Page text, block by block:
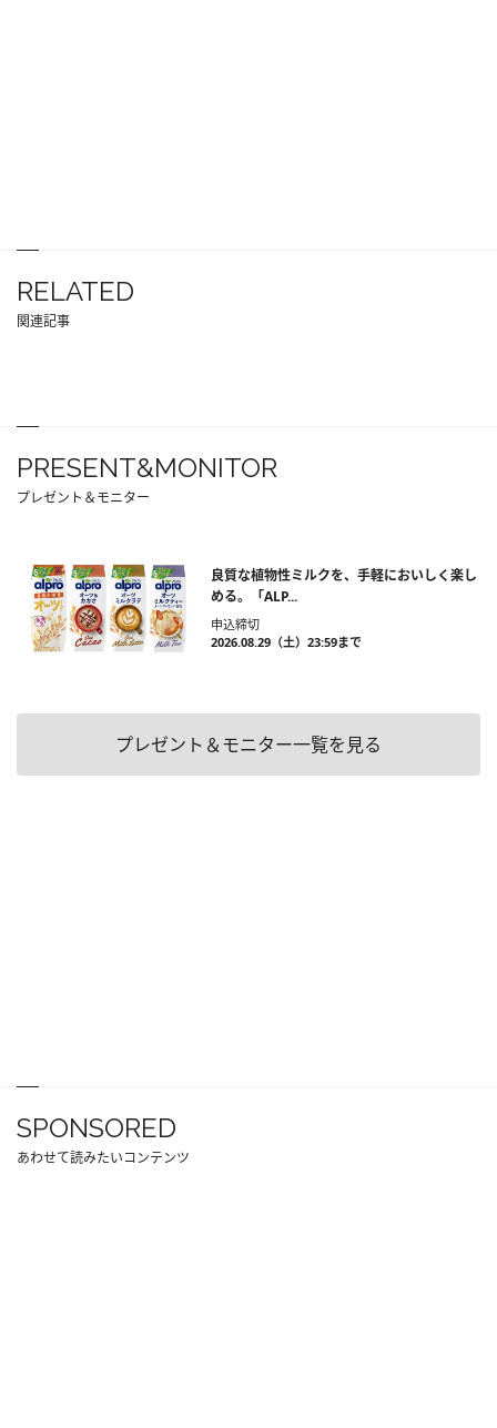
RELATED
関連記事
PRESENT&MONITOR
プレゼント＆モニター
良質な植物性ミルクを、手軽においしく楽し
める。「ALP...
申込締切
2026.08.29（土）23:59まで
プレゼント＆モニター一覧を見る
SPONSORED
あわせて読みたいコンテンツ